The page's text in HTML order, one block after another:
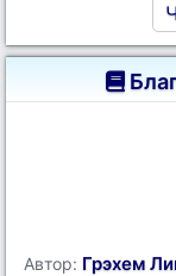
Автор: Грэхем